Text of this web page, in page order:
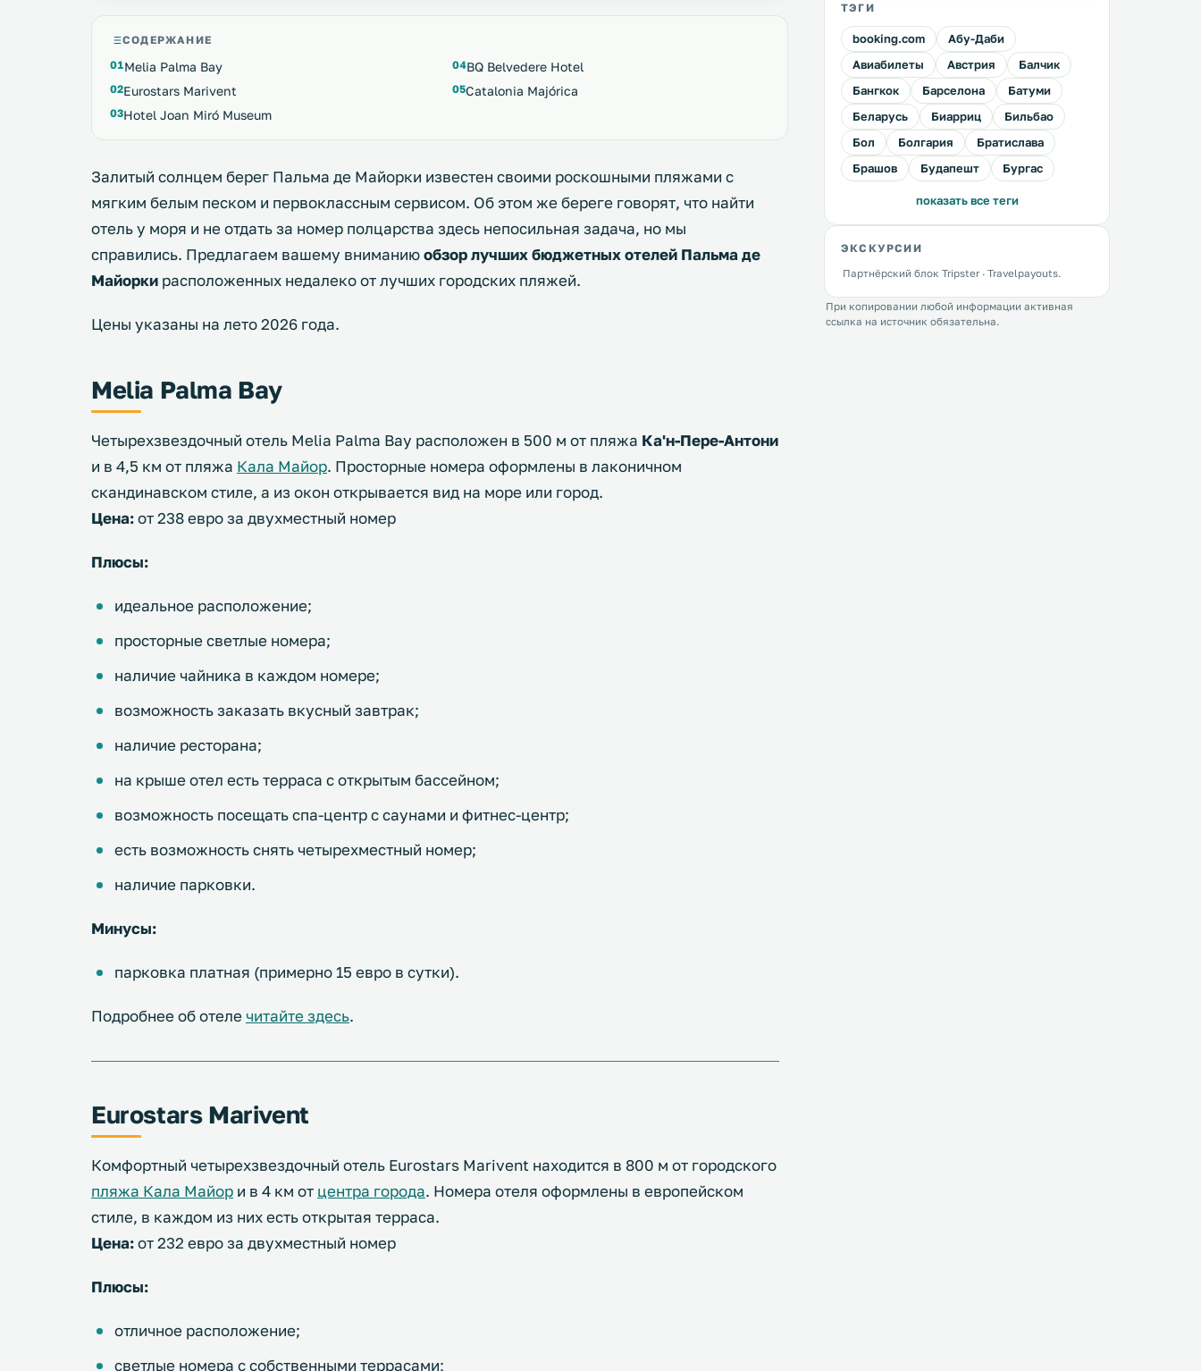
СОДЕРЖАНИЕ
Melia Palma Bay
Eurostars Marivent
Hotel Joan Miró Museum
BQ Belvedere Hotel
Catalonia Majórica
Залитый солнцем берег Пальма де Майорки известен своими роскошными пляжами с
мягким белым песком и первоклассным сервисом. Об этом же береге говорят, что найти
отель у моря и не отдать за номер полцарства здесь непосильная задача, но мы
справились. Предлагаем вашему вниманиюобзор лучших бюджетных отелей Пальма де
Майорки расположенных недалеко от лучших городских пляжей.
Цены указаны на лето 2026 года.
Melia Palma Bay
Четырехзвездочный отель Melia Palma Bay расположен в 500 м от пляжа Ка'н-Пере-Антони
и в 4,5 км от пляжа Кала Майор. Просторные номера оформлены в лаконичном
скандинавском стиле, а из окон открывается вид на море или город.
Цена:от 238 евро за двухместный номер
Плюсы:
идеальное расположение;
просторные светлые номера;
наличие чайника в каждом номере;
возможность заказать вкусный завтрак;
наличие ресторана;
на крыше отел есть терраса с открытым бассейном;
возможность посещать спа-центр с саунами и фитнес-центр;
есть возможность снять четырехместный номер;
наличие парковки.
Минусы:
парковка платная (примерно 15 евро в сутки).
Подробнее об отеле читайте здесь.
Eurostars Marivent
Комфортный четырехзвездочный отель Eurostars Marivent находится в 800 м от городского
пляжа Кала Майор и в 4 км от центра города. Номера отеля оформлены в европейском
стиле, в каждом из них есть открытая терраса.
Цена:от 232 евро за двухместный номер
Плюсы:
отличное расположение;
светлые номера с собственными террасами;
ТЭГИ
booking.com
Абу-Даби
Авиабилеты
Австрия
Балчик
Бангкок
Барселона
Батуми
Беларусь
Биарриц
Бильбао
Бол
Болгария
Братислава
Брашов
Будапешт Бургас
показать все теги
ЭКСКУРСИИ
Партнёрский блок Tripster · Travelpayouts.
При копировании любой информации активная
ссылка на источник обязательна.